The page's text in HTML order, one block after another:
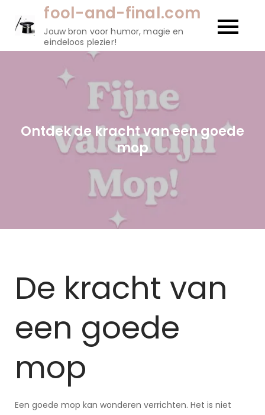
fool-and-final.com
Jouw bron voor humor, magie en
eindeloos plezier!
Ontdek de kracht van een goede
mop
De kracht van
een goede
mop
Een goede mop kan wonderen verrichten. Het is niet